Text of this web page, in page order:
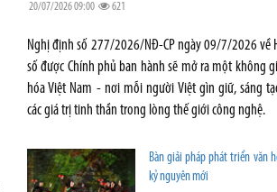
20/07/2026 09:00 621
Nghị định số 277/2026/NĐ-CP ngày 09/7/2026 về
số được Chính phủ ban hành sẽ mở ra một không
hóa Việt Nam - nơi mỗi người Việt gìn giữ, sáng
các giá trị tinh thần trong lòng thế giới công nghệ.
Bàn giải pháp phát triển văn
kỷ nguyên mới